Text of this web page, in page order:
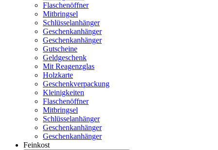
Flaschenöffner
Mitbringsel
Schlüsselanhänger
Geschenkanhänger
Geschenkanhänger
Gutscheine
Geldgeschenk
Mit Reagenzglas
Holzkarte
Geschenkverpackung
Kleinigkeiten
Flaschenöffner
Mitbringsel
Schlüsselanhänger
Geschenkanhänger
Geschenkanhänger
Feinkost